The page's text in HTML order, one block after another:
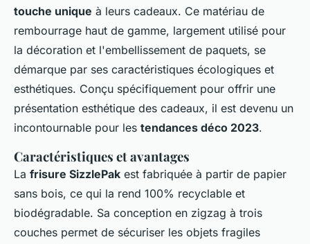
touche unique à leurs cadeaux. Ce matériau de
rembourrage haut de gamme, largement utilisé pour
la décoration et l'embellissement de paquets, se
démarque par ses caractéristiques écologiques et
esthétiques. Conçu spécifiquement pour offrir une
présentation esthétique des cadeaux, il est devenu un
incontournable pour les tendances déco 2023.
Caractéristiques et avantages
La frisure SizzlePak est fabriquée à partir de papier
sans bois, ce qui la rend 100% recyclable et
biodégradable. Sa conception en zigzag à trois
couches permet de sécuriser les objets fragiles